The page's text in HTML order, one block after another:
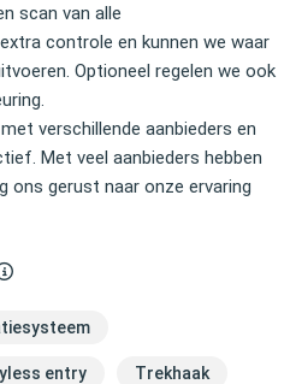
scan van alle
controle en kunnen we waar
Optioneel regelen we ook
verschillende aanbieders en
Met veel aanbieders hebben
ons gerust naar onze ervaring
entry Trekhaak